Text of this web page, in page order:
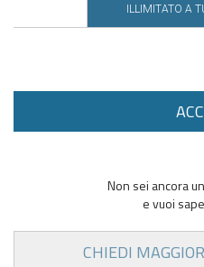
ILLIMITATO A
Non sei ancora
e vuoi
CHIEDI